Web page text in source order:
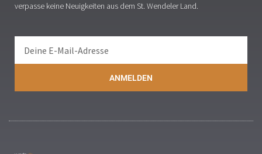
verpasse keine Neuigkeiten aus dem St. Wendeler Land.
ANMELDEN